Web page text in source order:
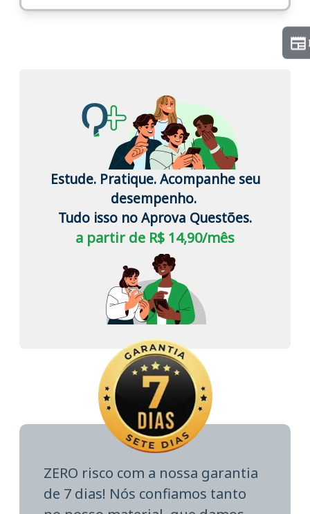
Estude. Pratique. Acompanhe seu
desempenho.
Tudo isso no Aprova Questões.
a partir de R$ 14,90/mês
ZERO risco com a nossa garantia
de 7 dias! Nós confiamos tanto